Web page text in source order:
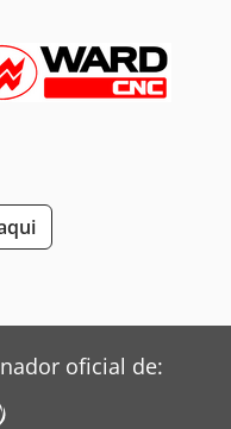
de refrigeração -
automática da haste
até 45° - 1
Ajha
oficial de: